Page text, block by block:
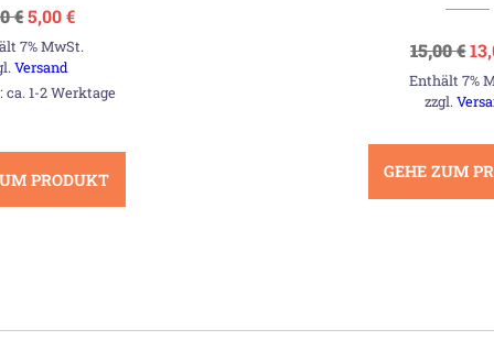
€Ursprünglicher
Preis
war:
7,50 €
5,00€Aktueller
ist:
7% MwSt.
Versand
1-2 Werktage
PRODUKT
15,00€
Enthält 7%
zzgl.
GEHE ZUM